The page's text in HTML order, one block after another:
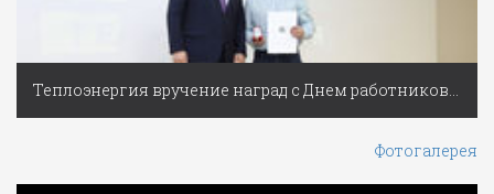
Теплоэнергия вручение наград с Днем работников ЖКХ
Фотогалерея